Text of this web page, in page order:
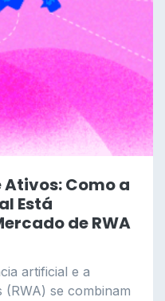
Ativos: Como a
Está
de RWA
artificial e a
se combinam